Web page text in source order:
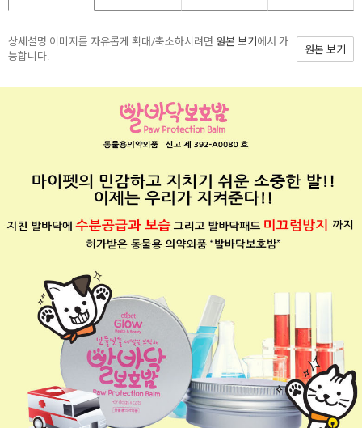
상세설명 이미지를 자유롭게 확대/축소하시려면 원본 보기 에서 가
능합니다.
원본 보기